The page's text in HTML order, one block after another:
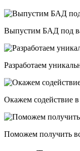
Выпустим БАД под
Разработаем
Окажем содействие
Поможем получить